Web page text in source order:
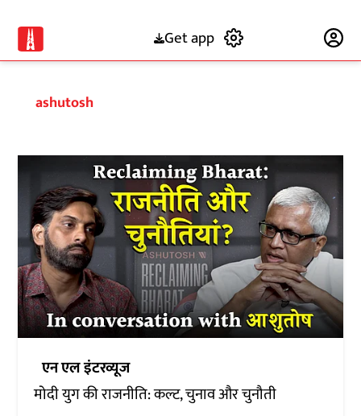
Get app
ashutosh
एन एल इंटरव्यूज
मोदी युग की राजनीति: कल्ट, चुनाव और चुनौती